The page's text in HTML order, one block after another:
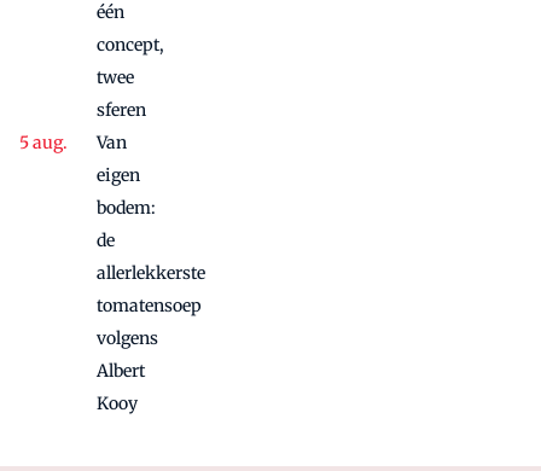
één
concept,
twee
sferen
Van
eigen
bodem:
de
allerlekkerste
tomatensoep
volgens
Albert
Kooy